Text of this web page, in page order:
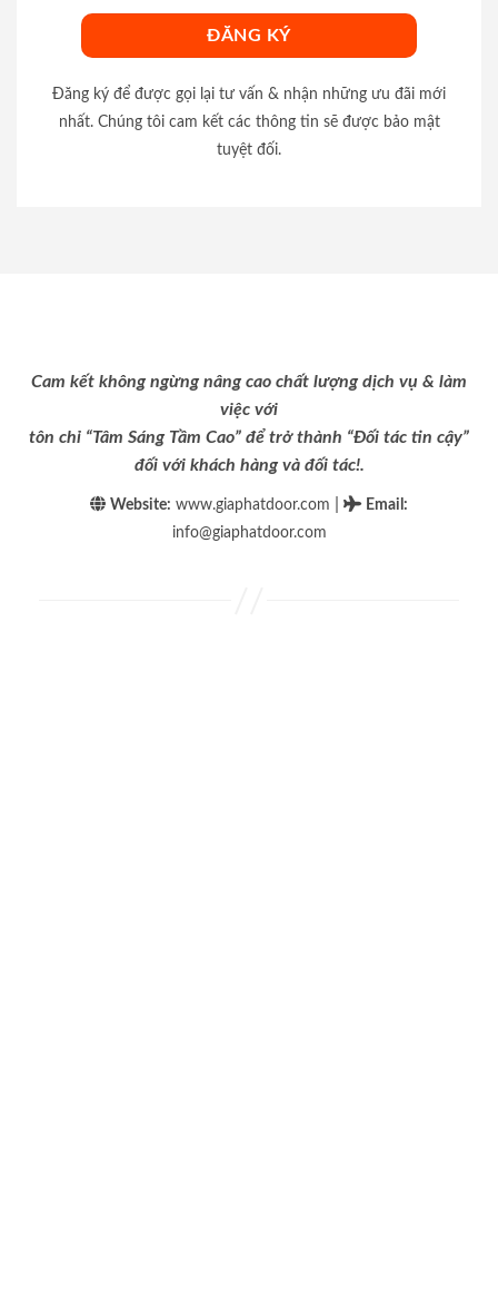
Đăng ký để được gọi lại tư vấn & nhận những ưu đãi mới
nhất. Chúng tôi cam kết các thông tin sẽ được bảo mật
tuyệt đối.
Cam kết không ngừng nâng cao chất lượng dịch vụ & làm
việc với
tôn chỉ “Tâm Sáng Tầm Cao” để trở thành “Đối tác tin cậy”
đối với khách hàng và đối tác!.
Website: www.giaphatdoor.com Email :
info@giaphatdoor.com